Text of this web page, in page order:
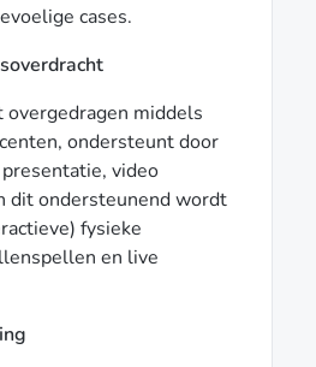
cases.
overgedragen middels
ondersteunt door
video
dit ondersteunend wordt
fysieke
en live